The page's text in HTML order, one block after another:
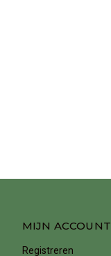
MIJN ACCOUNT
Registreren